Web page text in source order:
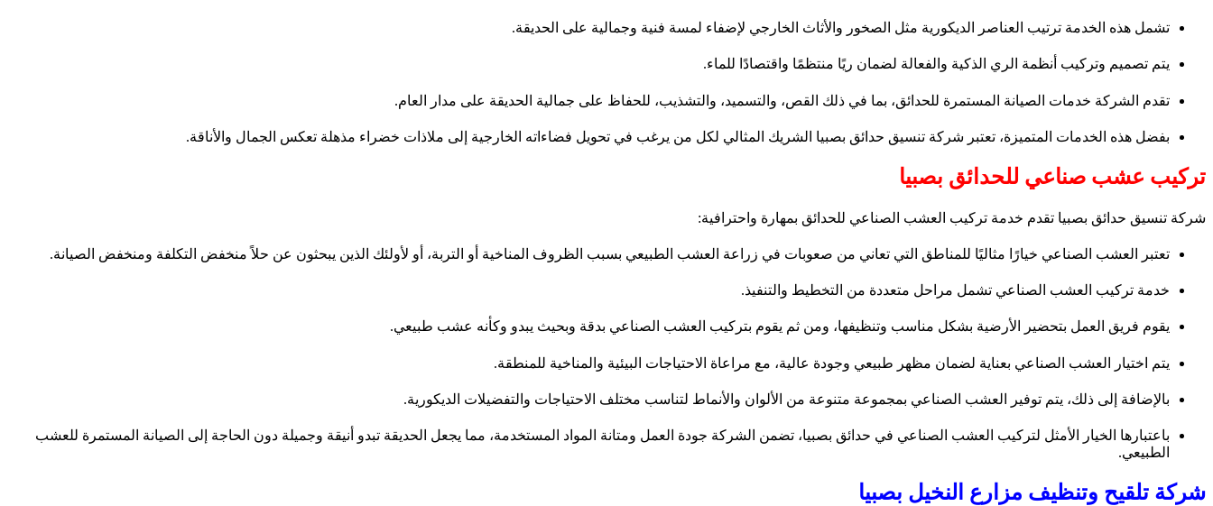
تشمل هذه الخدمة ترتيب العناصر الديكورية مثل الصخور والأثاث الخارجي لإضفاء لمسة فنية وجمالية على الحديقة.
يتم تصميم وتركيب أنظمة الري الذكية والفعالة لضمان ريًا منتظمًا واقتصادًا للماء.
تقدم الشركة خدمات الصيانة المستمرة للحدائق، بما في ذلك القص، والتسميد، والتشذيب، للحفاظ على جمالية الحديقة على مدار العام.
بفضل هذه الخدمات المتميزة، تعتبر شركة تنسيق حدائق بصبيا الشريك المثالي لكل من يرغب في تحويل فضاءاته الخارجية إلى ملاذات خضراء مذهلة تعكس الجمال والأناقة.
تركيب عشب صناعي للحدائق بصبيا
شركة تنسيق حدائق بصبيا تقدم خدمة تركيب العشب الصناعي للحدائق بمهارة واحترافية:
تعتبر العشب الصناعي خيارًا مثاليًا للمناطق التي تعاني من صعوبات في زراعة العشب الطبيعي بسبب الظروف المناخية أو التربة، أو لأولئك الذين يبحثون عن حلاً منخفض التكلفة ومنخفض الصيانة.
خدمة تركيب العشب الصناعي تشمل مراحل متعددة من التخطيط والتنفيذ.
يقوم فريق العمل بتحضير الأرضية بشكل مناسب وتنظيفها، ومن ثم يقوم بتركيب العشب الصناعي بدقة وبحيث يبدو وكأنه عشب طبيعي.
يتم اختيار العشب الصناعي بعناية لضمان مظهر طبيعي وجودة عالية، مع مراعاة الاحتياجات البيئية والمناخية للمنطقة.
بالإضافة إلى ذلك، يتم توفير العشب الصناعي بمجموعة متنوعة من الألوان والأنماط لتناسب مختلف الاحتياجات والتفضيلات الديكورية.
باعتبارها الخيار الأمثل لتركيب العشب الصناعي في حدائق بصبيا، تضمن الشركة جودة العمل ومتانة المواد المستخدمة، مما يجعل الحديقة تبدو أنيقة وجميلة دون الحاجة إلى الصيانة المستمرة للعشب
الطبيعي.
شركة تلقيح وتنظيف مزارع النخيل بصبيا